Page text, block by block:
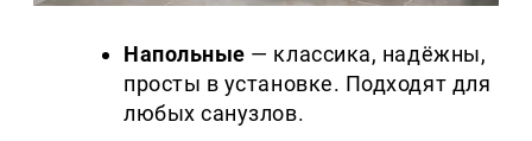
Напольные — классика, надёжны,
просты в установке. Подходят для
любых санузлов.